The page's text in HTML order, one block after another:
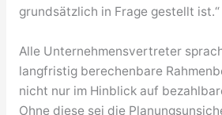
grundsätzlich in Frage gestellt ist.“
Alle Unternehmensvertreter
langfristig berechenbare
nicht nur im Hinblick auf
Ohne diese sei die